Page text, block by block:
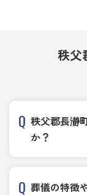
秩父
秩父郡長瀞
か？
葬儀の特徴